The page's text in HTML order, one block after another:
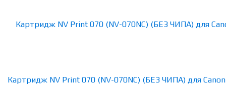
Картридж NV Print 070 (NV-070NC) (БЕЗ ЧИПА) для Canon